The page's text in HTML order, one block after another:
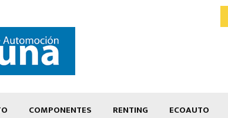
COMPONENTES RENTING ECOAUTO